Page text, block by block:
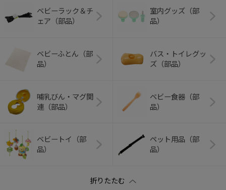
ベビーラック＆チ
ェア（部品）
室内グッズ（部
品）
ベビーふとん（部
品）
バス・トイレグッ
ズ（部品）
哺乳びん・マグ関
連（部品）
ベビー食器（部
品）
ベビートイ（部
品）
ペット用品（部
品）